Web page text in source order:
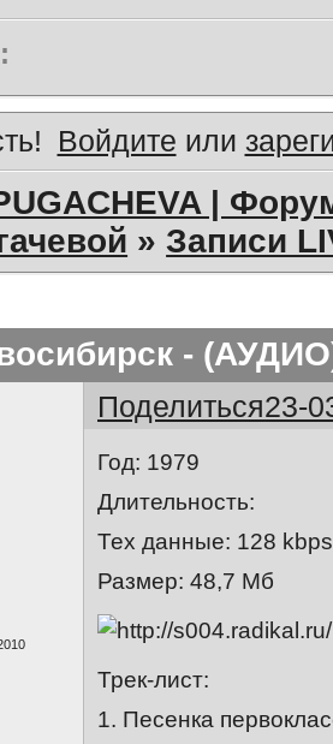
Войдите или
|
»Записи
-
Поделиться23-
Год: 1979
Длительность:
Тех данные: 128 kbps
Размер: 48,7 Мб
Трек-лист:
1. Песенка